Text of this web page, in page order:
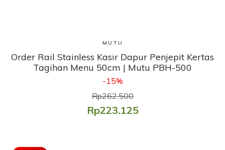
Lihat Produk
MUTU
Order Rail Stainless Kasir Dapur Penjepit Kertas
Tagihan Menu 50cm | Mutu PBH-500
-15%
Rp262.500
Rp223.125